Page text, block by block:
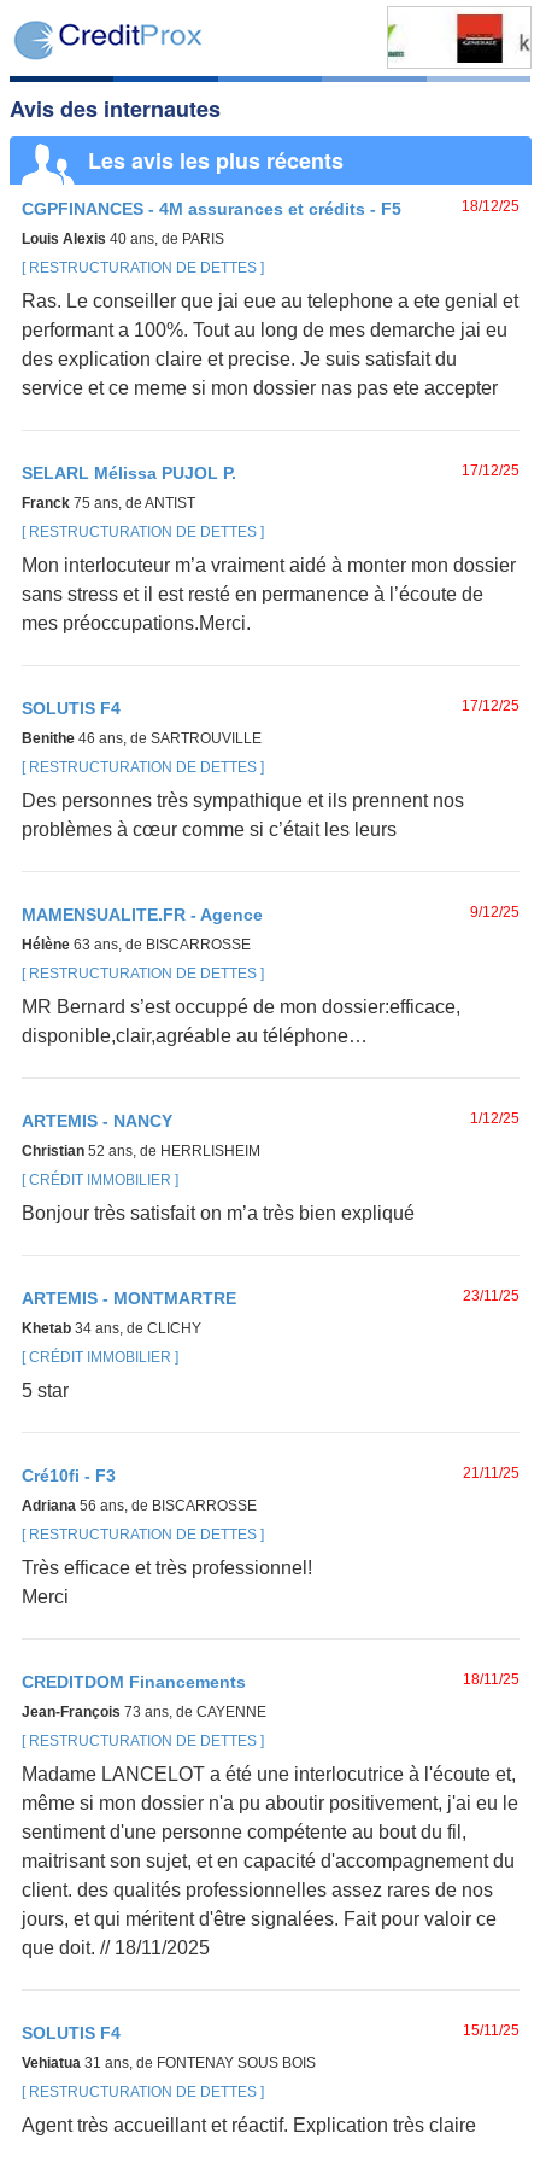
Avis des internautes
Les avis les plus récents
18/12/25
CGPFINANCES - 4M assurances et crédits - F5
Louis Alexis 40 ans, de PARIS
RESTRUCTURATION DE DETTES
Ras. Le conseiller que jai eue au telephone a ete genial et
performant a 100%. Tout au long de mes demarche jai eu
des explication claire et precise. Je suis satisfait du
service et ce meme si mon dossier nas pas ete accepter
17/12/25
SELARL Mélissa PUJOL P.
Franck75 ans, de ANTIST
RESTRUCTURATION DE DETTES
Mon interlocuteur m’a vraiment aidé à monter mon dossier
sans stress et il est resté en permanence à l’écoute de
mes préoccupations.Merci.
17/12/25
SOLUTIS F4
Benithe46 ans, de SARTROUVILLE
RESTRUCTURATION DE DETTES
Des personnes très sympathique et ils prennent nos
problèmes à cœur comme si c’était les leurs
9/12/25
MAMENSUALITE.FR - Agence
Hélène63 ans, de BISCARROSSE
RESTRUCTURATION DE DETTES
MR Bernard s’est occuppé de mon dossier:efficace,
disponible,clair,agréable au téléphone…
1/12/25
ARTEMIS - NANCY
Christian52 ans, de HERRLISHEIM
CRÉDIT IMMOBILIER
Bonjour très satisfait on m’a très bien expliqué
23/11/25
ARTEMIS - MONTMARTRE
Khetab34 ans, de CLICHY
CRÉDIT IMMOBILIER
5 star
21/11/25
Cré10fi - F3
Adriana56 ans, de BISCARROSSE
RESTRUCTURATION DE DETTES
Très efficace et très professionnel!
Merci
18/11/25
CREDITDOM Financements
Jean-François 73 ans, de CAYENNE
RESTRUCTURATION DE DETTES
Madame LANCELOT a été une interlocutrice à l'écoute et,
même si mon dossier n'a pu aboutir positivement, j'ai eu le
sentiment d'une personne compétente au bout du fil,
maitrisant son sujet, et en capacité d'accompagnement du
client. des qualités professionnelles assez rares de nos
jours, et qui méritent d'être signalées. Fait pour valoir ce
que doit. // 18/11/2025
15/11/25
SOLUTIS F4
Vehiatua31 ans, de FONTENAY SOUS BOIS
RESTRUCTURATION DE DETTES
Agent très accueillant et réactif. Explication très claire